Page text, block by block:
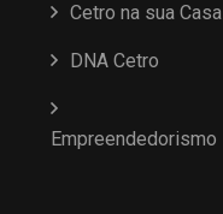
Cetro na sua Casa
DNA Cetro
Empreendedorismo